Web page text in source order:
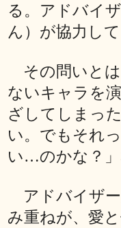
る。アドバイ
ん）が協力して
その問いとは
ないキャラを
ざしてしまっ
い。でもそれ
い…のかな？」
アドバイザー
み重ねが、愛